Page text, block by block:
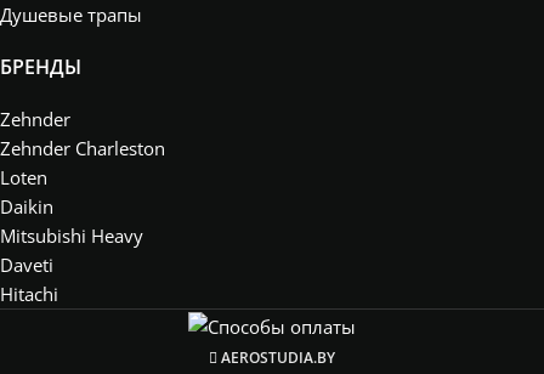
Душевые трапы
БРЕНДЫ
Zehnder
Zehnder Charleston
Loten
Daikin
Mitsubishi Heavy
Daveti
Hitachi
AEROSTUDIA.BY